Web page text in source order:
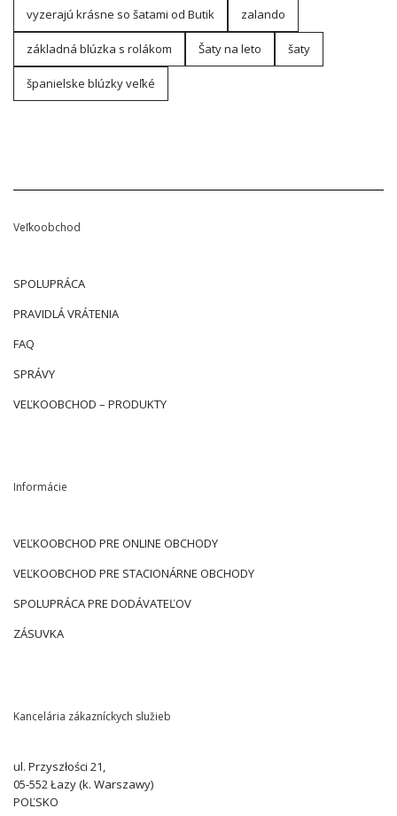
vyzerajú krásne so šatami od Butik zalando
základná blúzka s rolákom Šaty na leto šaty
španielske blúzky veľké
Veľkoobchod
SPOLUPRÁCA
PRAVIDLÁ VRÁTENIA
FAQ
SPRÁVY
VEĽKOOBCHOD – PRODUKTY
Informácie
VEĽKOOBCHOD PRE ONLINE OBCHODY
VEĽKOOBCHOD PRE STACIONÁRNE OBCHODY
SPOLUPRÁCA PRE DODÁVATEĽOV
ZÁSUVKA
Kancelária zákazníckych služieb
ul. Przyszłości 21,
05-552 Łazy (k. Warszawy)
POĽSKO